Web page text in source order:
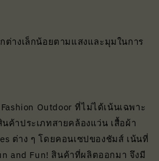
ต่างเล็กน้อยตามแสงและมุมในการ
Outdoor ที่ไม่ได้เน้นเฉพาะ
ค้าประเภทสายคล้องแว่น เสื้อผ้า
ต่าง ๆ โดยคอนเซปของชัมส์ เน้นที่
and Fun! สินค้าที่ผลิตออกมา จึงมี